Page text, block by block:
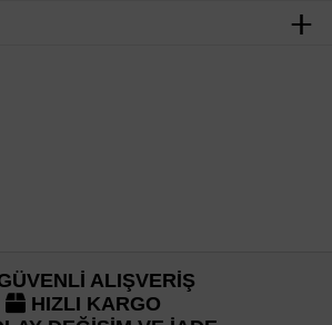
ALIŞVERİŞ
HIZLI KARGO